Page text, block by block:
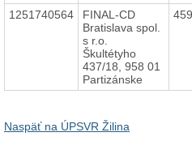
1251740564
FINAL-CD
Bratislava spol.
s r.o.
Škultétyho
437/18, 958 01
Partizánske
Naspäť na ÚPSVR Žilina